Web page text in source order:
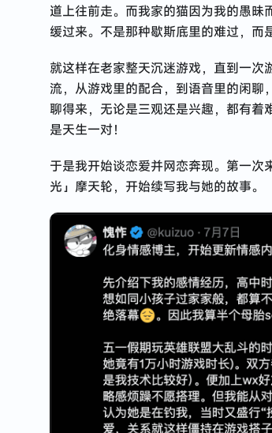
道上往前走。而我家的猫因为我的愚
缓过来。不是那种歇斯底里的难过，而
就这样在老家整天沉迷游戏，直到一
流，从游戏里的配合，到语音里的闲
聊得来，无论是三观还是兴趣，都有
是天生一对！
于是我开始谈恋爱并网恋奔现。第一
光」摩天轮，开始续写我与她的故事。